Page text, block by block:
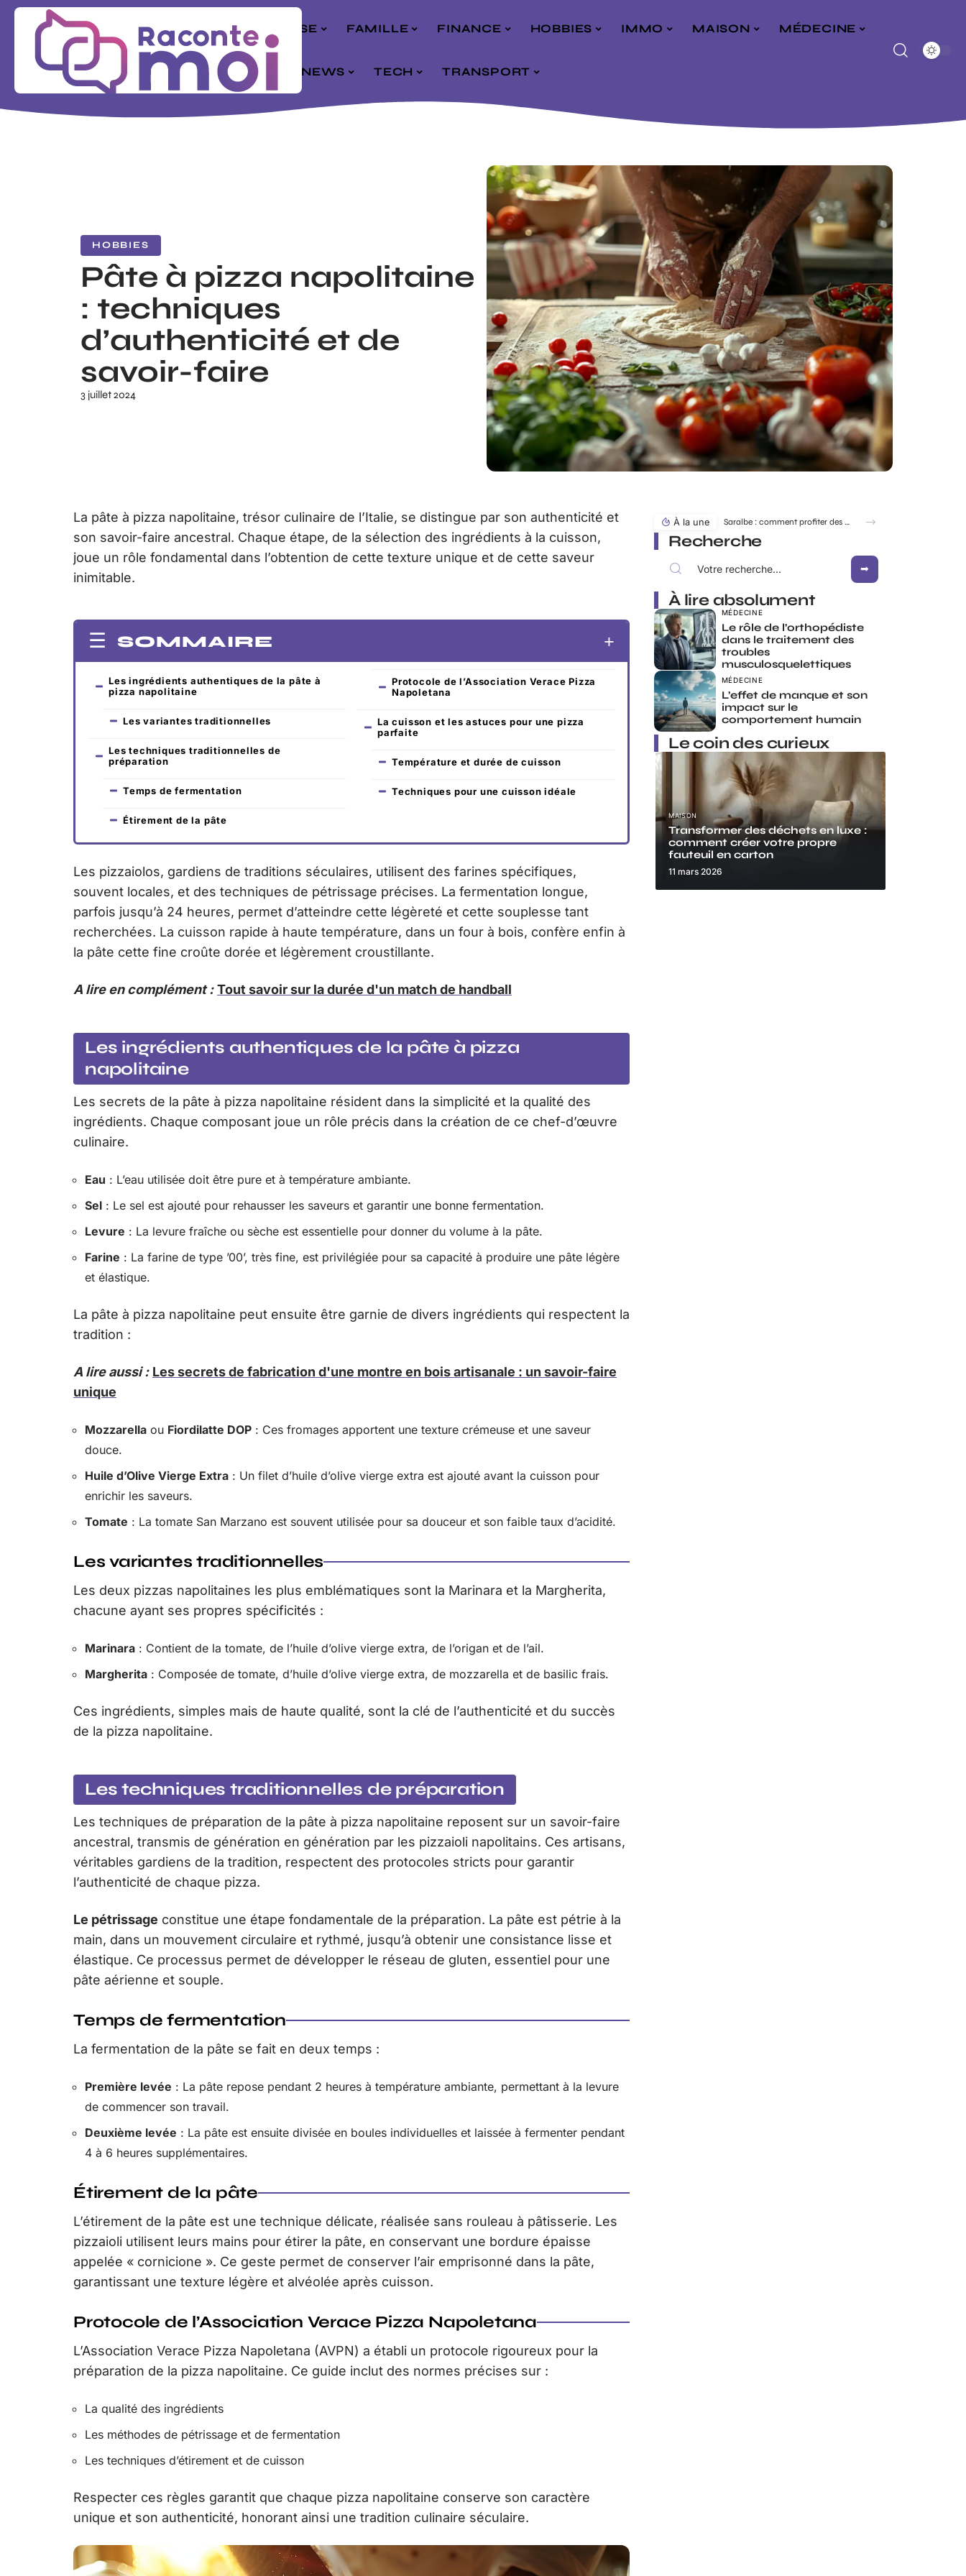
ENTREPRISE FAMILLE FINANCE HOBBIES IMMO MAISON MÉDECINE
MODE NEWS TECH TRANSPORT
HOBBIES
Pâte à pizza napolitaine
: techniques
d’authenticité et de
savoir-faire
3 juillet 2024
La pâte à pizza napolitaine, trésor culinaire de l’Italie, se distingue par son authenticité et
son savoir-faire ancestral. Chaque étape, de la sélection des ingrédients à la cuisson,
joue un rôle fondamental dans l’obtention de cette texture unique et de cette saveur
inimitable.
SOMMAIRE
Les ingrédients authentiques de la pâte à
pizza napolitaine
Les variantes traditionnelles
Les techniques traditionnelles de
préparation
Temps de fermentation
Étirement de la pâte
Protocole de l’Association Verace Pizza
Napoletana
La cuisson et les astuces pour une pizza
parfaite
Température et durée de cuisson
Techniques pour une cuisson idéale
Les pizzaiolos, gardiens de traditions séculaires, utilisent des farines spécifiques,
souvent locales, et des techniques de pétrissage précises. La fermentation longue,
parfois jusqu’à 24 heures, permet d’atteindre cette légèreté et cette souplesse tant
recherchées. La cuisson rapide à haute température, dans un four à bois, confère enfin à
la pâte cette fine croûte dorée et légèrement croustillante.
A lire en complément : Tout savoir sur la durée d'un match de handball
Les ingrédients authentiques de la pâte à pizza
napolitaine
Les secrets de la pâte à pizza napolitaine résident dans la simplicité et la qualité des
ingrédients. Chaque composant joue un rôle précis dans la création de ce chef-d’œuvre
culinaire.
Eau : L’eau utilisée doit être pure et à température ambiante.
Sel : Le sel est ajouté pour rehausser les saveurs et garantir une bonne fermentation.
Levure : La levure fraîche ou sèche est essentielle pour donner du volume à la pâte.
Farine : La farine de type ’00’, très fine, est privilégiée pour sa capacité à produire une pâte légère
et élastique.
La pâte à pizza napolitaine peut ensuite être garnie de divers ingrédients qui respectent la
tradition :
A lire aussi : Les secrets de fabrication d'une montre en bois artisanale : un savoir-faire
unique
Mozzarella ou Fiordilatte DOP : Ces fromages apportent une texture crémeuse et une saveur
douce.
Huile d’Olive Vierge Extra : Un filet d’huile d’olive vierge extra est ajouté avant la cuisson pour
enrichir les saveurs.
Tomate : La tomate San Marzano est souvent utilisée pour sa douceur et son faible taux d’acidité.
Les variantes traditionnelles
Les deux pizzas napolitaines les plus emblématiques sont la Marinara et la Margherita,
chacune ayant ses propres spécificités :
Marinara : Contient de la tomate, de l’huile d’olive vierge extra, de l’origan et de l’ail.
Margherita : Composée de tomate, d’huile d’olive vierge extra, de mozzarella et de basilic frais.
Ces ingrédients, simples mais de haute qualité, sont la clé de l’authenticité et du succès
de la pizza napolitaine.
Les techniques traditionnelles de préparation
Les techniques de préparation de la pâte à pizza napolitaine reposent sur un savoir-faire
ancestral, transmis de génération en génération par les pizzaioli napolitains. Ces artisans,
véritables gardiens de la tradition, respectent des protocoles stricts pour garantir
l’authenticité de chaque pizza.
Le pétrissage constitue une étape fondamentale de la préparation. La pâte est pétrie à la
main, dans un mouvement circulaire et rythmé, jusqu’à obtenir une consistance lisse et
élastique. Ce processus permet de développer le réseau de gluten, essentiel pour une
pâte aérienne et souple.
Temps de fermentation
La fermentation de la pâte se fait en deux temps :
Première levée : La pâte repose pendant 2 heures à température ambiante, permettant à la levure
de commencer son travail.
Deuxième levée : La pâte est ensuite divisée en boules individuelles et laissée à fermenter pendant
4 à 6 heures supplémentaires.
Étirement de la pâte
L’étirement de la pâte est une technique délicate, réalisée sans rouleau à pâtisserie. Les
pizzaioli utilisent leurs mains pour étirer la pâte, en conservant une bordure épaisse
appelée « cornicione ». Ce geste permet de conserver l’air emprisonné dans la pâte,
garantissant une texture légère et alvéolée après cuisson.
Protocole de l’Association Verace Pizza Napoletana
L’Association Verace Pizza Napoletana (AVPN) a établi un protocole rigoureux pour la
préparation de la pizza napolitaine. Ce guide inclut des normes précises sur :
La qualité des ingrédients
Les méthodes de pétrissage et de fermentation
Les techniques d’étirement et de cuisson
Respecter ces règles garantit que chaque pizza napolitaine conserve son caractère
unique et son authenticité, honorant ainsi une tradition culinaire séculaire.
À la une Saralbe : comment profiter des bords de l’eau en toute saison ?
Recherche
À lire absolument
MÉDECINE
Le rôle de l’orthopédiste
dans le traitement des
troubles
musculosquelettiques
MÉDECINE
L’effet de manque et son
impact sur le
comportement humain
Le coin des curieux
MAISON
Transformer des déchets en luxe :
comment créer votre propre
fauteuil en carton
11 mars 2026